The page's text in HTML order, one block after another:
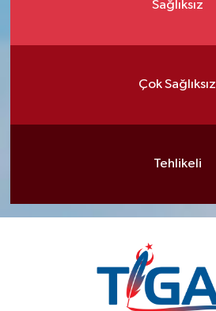
Sağlıksız
Çok Sağlıksız
Tehlikeli